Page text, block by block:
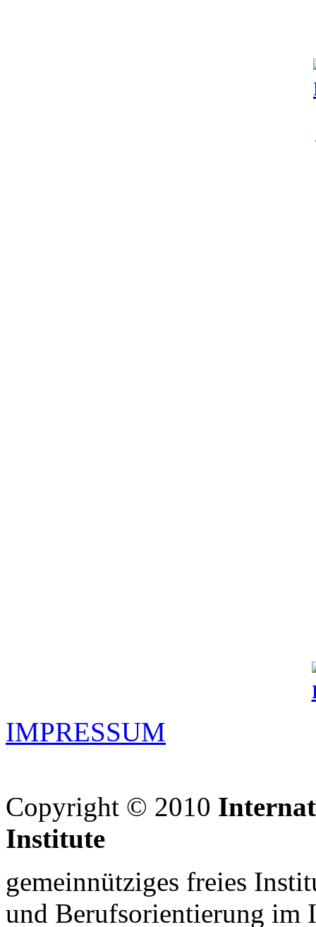
IMPRESSUM
Copyright © 2010
Institute
gemeinnütziges freies
und Berufsorientierung im